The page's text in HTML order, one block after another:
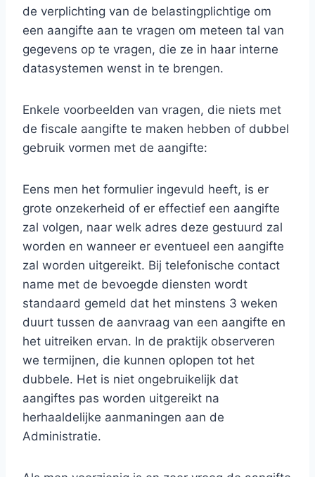
de verplichting van de belastingplichtige om
een aangifte aan te vragen om meteen tal van
gegevens op te vragen, die ze in haar interne
datasystemen wenst in te brengen.
Enkele voorbeelden van vragen, die niets met
de fiscale aangifte te maken hebben of dubbel
gebruik vormen met de aangifte:
Eens men het formulier ingevuld heeft, is er
grote onzekerheid of er effectief een aangifte
zal volgen, naar welk adres deze gestuurd zal
worden en wanneer er eventueel een aangifte
zal worden uitgereikt. Bij telefonische contact
name met de bevoegde diensten wordt
standaard gemeld dat het minstens 3 weken
duurt tussen de aanvraag van een aangifte en
het uitreiken ervan. In de praktijk observeren
we termijnen, die kunnen oplopen tot het
dubbele. Het is niet ongebruikelijk dat
aangiftes pas worden uitgereikt na
herhaaldelijke aanmaningen aan de
Administratie.